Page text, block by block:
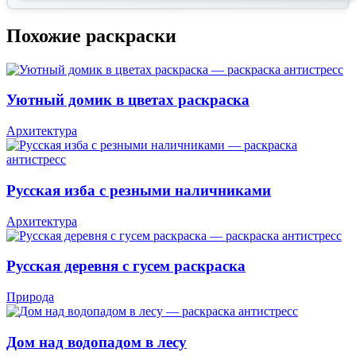
Похожие раскраски
Уютный домик в цветах раскраска
Архитектура
Русская изба с резными наличниками
Архитектура
Русская деревня с гусем раскраска
Природа
Дом над водопадом в лесу